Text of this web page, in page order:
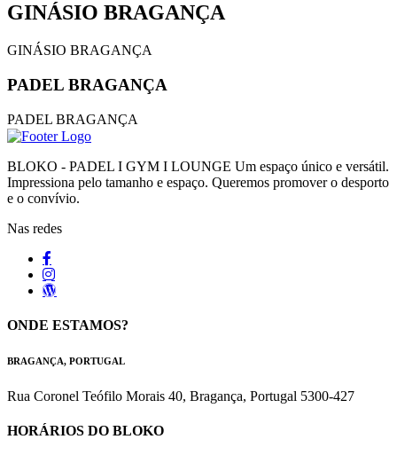
GINÁSIO BRAGANÇA
GINÁSIO BRAGANÇA
PADEL BRAGANÇA
PADEL BRAGANÇA
stake
BLOKO - PADEL I GYM I LOUNGE Um espaço único e versátil.
Impressiona pelo tamanho e espaço. Queremos promover o desporto
e o convívio.
Nas redes
ONDE ESTAMOS?
BRAGANÇA, PORTUGAL
Rua Coronel Teófilo Morais 40, Bragança, Portugal 5300-427
HORÁRIOS DO BLOKO